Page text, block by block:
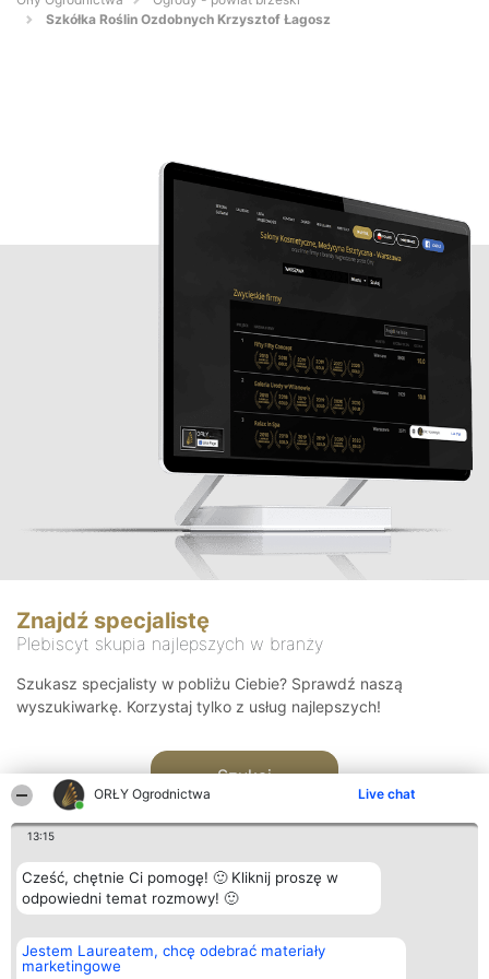
ORŁY Ogrodnictwa Live chat
13:15
Cześć, chętnie Ci pomogę! 🙂 Kliknij proszę w
odpowiedni temat rozmowy! 🙂
Jestem Laureatem, chcę odebrać materiały
marketingowe
Szkółka Roślin Ozdobnych Krzysztof Łagosz
Znajdź specjalistę
Plebiscyt skupia najlepszych w branży
Szukasz specjalisty w pobliżu Ciebie? Sprawdź naszą
wyszukiwarkę. Korzystaj tylko z usług najlepszych!
Szukaj
Organizator plebiscytu
Bright Side Solutions sp. z o.
o. sp. k.
Plebiscyt
Laureaci
Kontakt
Kontakt